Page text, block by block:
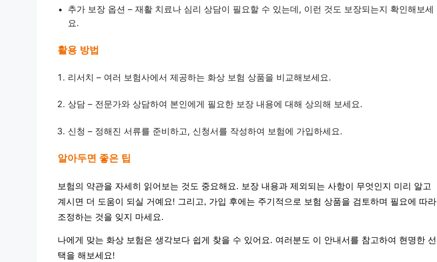
추가 보장 옵션 – 재활 치료나 심리 상담이 필요할 수 있는데, 이런 것도 보장되는지 확인해보세
요.
활용 방법
리서치 – 여러 보험사에서 제공하는 화상 보험 상품을 비교해보세요.
상담 – 전문가와 상담하여 본인에게 필요한 보장 내용에 대해 상의해 보세요.
신청 – 정해진 서류를 준비하고, 신청서를 작성하여 보험에 가입하세요.
알아두면 좋은 팁
보험의 약관을 자세히 읽어보는 것도 중요해요. 보장 내용과 제외되는 사항이 무엇인지 미리 알고
계시면 더 도움이 되실 거예요! 그리고, 가입 후에는 주기적으로 보험 상품을 검토하며 필요에 따라
조정하는 것을 잊지 마세요.
나에게 맞는 화상 보험은 생각보다 쉽게 찾을 수 있어요. 여러분도 이 안내서를 참고하여 현명한 선
택을 해보세요!